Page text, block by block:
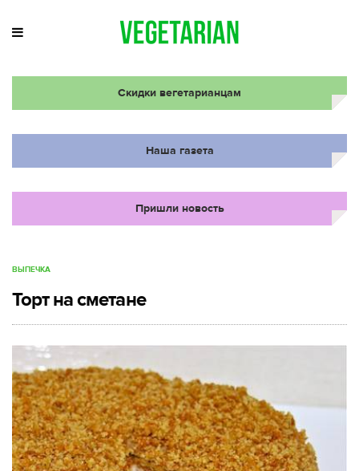
Скидки вегетарианцам
Наша газета
Пришли новость
ВЫПЕЧКА
Торт на сметане